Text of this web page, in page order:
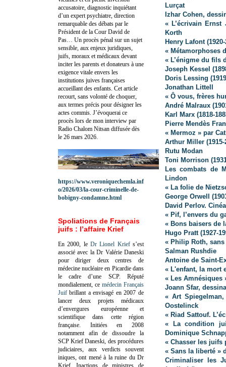
Lurçat
Izhar Cohen,
« L’écrivain
Korth
Henry Lafont (1920-
« Métamorphoses
« L’énigme du fils
Joseph Kessel
Doris Lessing
Jonathan Littell
« Ô vous, frères
André Malraux
Karl Marx (1818-
Pierre Mendès
« Mermoz » par
Arthur Miller (1915-
Rutu Modan
Toni Morrison
Les combats de
Lindon
« La folie de
George Orwell
David Perlov.
« Pif, l’envers du
« Bons baisers de
Hugo Pratt (1927-
« Philip Roth,
Salman Rushdie
Antoine de Saint-
« L'enfant, la mort
« Les Amnésiques
Joann Sfar,
« Art
Oostelinck
« Riad Sattouf.
« La condition
Dominique
« Chasser les juifs
« Sans la liberté »
Criminaliser les
accusatoire, diagnostic inquiétant
d’un expert psychiatre, direction
remarquable des débats par le
Président de la Cour David de
Pas… Un procès pénal sur un sujet
sensible, aux enjeux juridiques,
juifs, moraux et médicaux devant
inciter les parents et donateurs à une
exigence vitale envers les
institutions juives françaises
accueillant des enfants. Cet article
recourt, sans volonté de choquer,
aux termes précis pour désigner les
actes commis. J’évoquerai ce
procès lors de mon interview par
Radio Chalom Nitsan diffusée dès
le 26 mars 2026.
https://www.veroniquechemla.inf
o/2026/03/la-cour-criminelle-de-
bobigny-condamne.html
Spoliations de Français
juifs : l’affaire Krief
En 2000, le Dr Lionel Kriefs’est
associé avec la Dr Valérie Daneski
pour diriger deux centres de
médecine nucléaire en Picardie dans
le cadre d’une SCP. Réputé
mondialement, ce médecin Français
Juif brillant a envisagé en 2007 de
lancer deux projets médicaux
d’envergures européenne et
scientifique dans cette région
française. Initiées en 2008
notamment afin de dissoudre la
SCP Krief Daneski, des procédures
judiciaires, aux verdicts souvent
iniques, ont mené à la ruine du Dr
Krief.Inactions de ministres de